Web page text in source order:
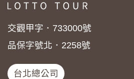
交觀甲字．733000號
品保字號北．2258號
台北總公司